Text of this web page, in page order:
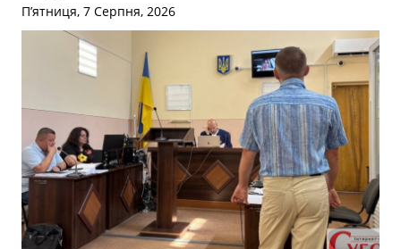
П’ятниця, 7 Серпня, 2026